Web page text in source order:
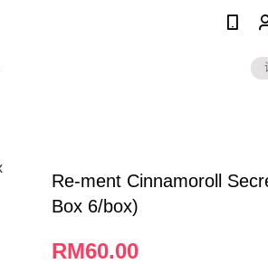
Re-ment Cinnamoroll
Box 6/box)
RM60.00